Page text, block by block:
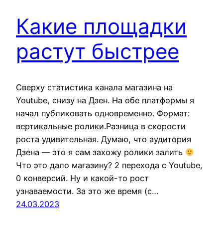
Какие площадки
растут быстрее
Сверху статистика канала магазина на
Youtube, снизу на Дзен. На обе платформы я
начал публиковать одновременно. Формат:
вертикальные ролики.Разница в скорости
роста удивительная. Думаю, что аудитория
Дзена — это я сам захожу ролики залить
Что это дало магазину? 2 перехода с Youtube,
0 конверсий. Ну и какой-то рост
узнаваемости. За это же время (с…
24.03.2023